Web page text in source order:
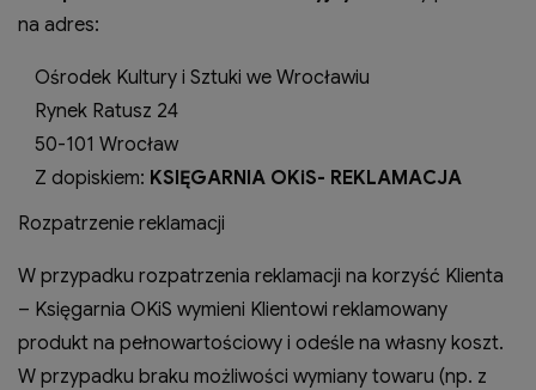
na adres:
Ośrodek Kultury i Sztuki we Wrocławiu
Rynek Ratusz 24
50-101 Wrocław
Z dopiskiem: KSIĘGARNIA OKiS- REKLAMACJA
Rozpatrzenie reklamacji
W przypadku rozpatrzenia reklamacji na korzyść Klienta
– Księgarnia OKiS wymieni Klientowi reklamowany
produkt na pełnowartościowy i odeśle na własny koszt.
W przypadku braku możliwości wymiany towaru (np. z